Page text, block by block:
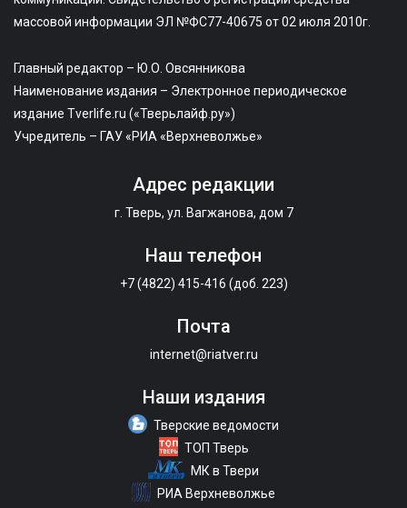
массовой информации ЭЛ №ФС77-40675 от 02 июля 2010г.
Главный редактор – Ю.О. Овсянникова
Наименование издания – Электронное периодическое
издание Tverlife.ru («Тверьлайф.ру»)
Учредитель – ГАУ «РИА «Верхневолжье»
Адрес редакции
г. Тверь, ул. Вагжанова, дом 7
Наш телефон
+7 (4822) 415-416 (доб. 223)
Почта
internet@riatver.ru
Наши издания
Тверские ведомости
ТОП Тверь
МК в Твери
РИА Верхневолжье